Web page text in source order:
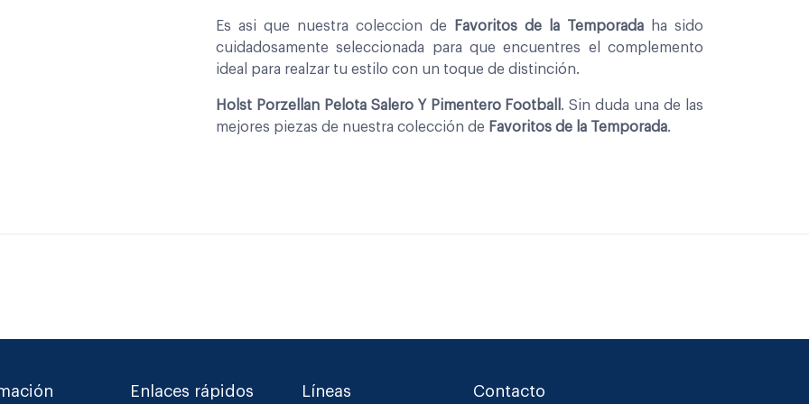
Es asi que nuestra coleccion de Favoritos de la Temporada ha sido
cuidadosamente seleccionada para que encuentres el complemento
ideal para realzar tu estilo con un toque de distinción.
Holst Porzellan Pelota Salero Y Pimentero Football . Sin duda una de las
mejores piezas de nuestra colección de Favoritos de la Temporada.
Enlaces rápidos Líneas Contacto